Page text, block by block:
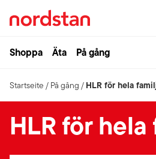
Shoppa Äta På gång
Startseite / På gång / HLR för hela
HLR för